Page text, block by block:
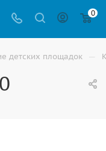
0
детских площадок —